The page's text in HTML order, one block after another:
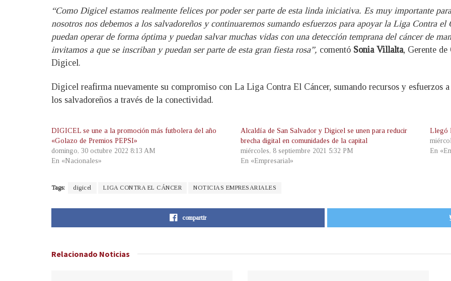
“Como Digicel estamos realmente felices por poder ser parte de esta linda iniciativa. Es muy importante
nosotros nos debemos a los salvadoreños y continuaremos sumando esfuerzos para apoyar la Liga Contra
puedan operar de forma óptima y puedan salvar muchas vidas con una detección temprana del cáncer de
invitamos a que se inscriban y puedan ser parte de esta gran fiesta rosa”, comentó Sonia Villalta, Gerente
Digicel.
Digicel reafirma nuevamente su compromiso con La Liga Contra El Cáncer, sumando recursos y esfuerzos
los salvadoreños a través de la conectividad.
DIGICEL se une a la promoción más futbolera del año
«Golazo de Premios PEPSI»
domingo, 30 octubre 2022 8:13 AM
En «Nacionales»
Alcaldía de San Salvador y Digicel se unen para reducir
brecha digital en comunidades de la capital
miércoles, 8 septiembre 2021 5:32 PM
En «Empresarial»
Llegó
En
Tags: digicel LIGA CONTRA EL CÁNCER NOTICIAS EMPRESARIALES
compartir
Relacionado Noticias